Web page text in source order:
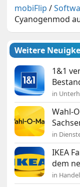
mobiFlip /
Cyanogenmod
Weitere
1&1
in
Wahl-
in
IKEA
dem
in Handel